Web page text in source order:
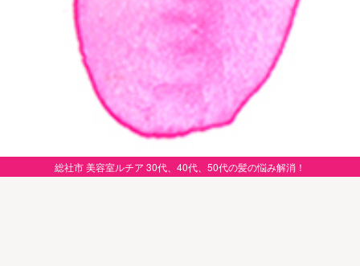
総社市 美容室ルチア 30代、40代、50代の髪の悩み解消！